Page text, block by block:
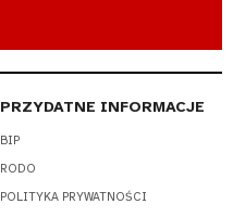
PRZYDATNE INFORMACJE
BIP
RODO
POLITYKA PRYWATNOŚCI